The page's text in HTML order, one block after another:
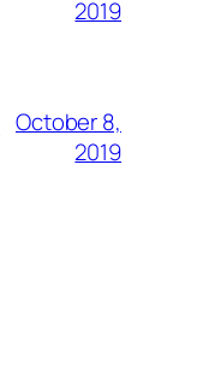
2019
October 8,
2019